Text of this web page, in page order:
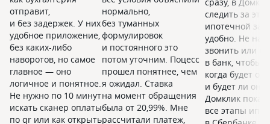
отправит,
и без задержек. У них
удобное приложение,
без каких-либо
наворотов, но самое
главное — оно
логичное и понятное.
Не нужно по 10 минут
искать сканер оплаты
по qr или как открыть
нормально,
без туманных
формулировок
и постоянного это
потом уточним. Поцесс
прошел понятнее, чем
я ожидал. Ставка
на момент обращения
была от 20,99%. Мне
рассчитали платеж,
следить за
ипотечной
удобно. Не
звонить или
в банк, чтобы
когда будет
и будет ли
Домклик
все этапы